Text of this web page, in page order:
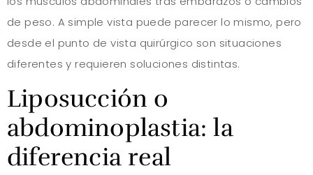
de peso. A simple vista puede parecer lo mismo, pero
desde el punto de vista quirúrgico son situaciones
diferentes y requieren soluciones distintas.
Liposucción o
abdominoplastia: la
diferencia real